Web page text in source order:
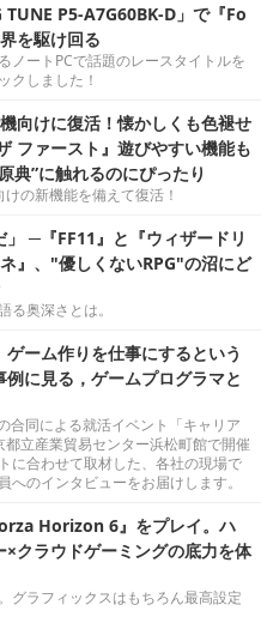
TUNE P5-A7G60BK-D」で『Fo
を駆け回る
ノートPCで話題のレースタイトルを
クしました！
向けに復活！懐かしくも色褪せ
ファースト』遊びやすい機能も
典”に触れるのにぴったり
の新機能を備えて復活！
」 ─『FF11』と『ウィザードリ
』、"優しくないRPG"の沼にど
る奥深さとは。
ゲーム作りを仕事にするという
に見る，ゲームプログラマと
同による就活イベント「キャリア
立産業貿易センター浜松町館で開催
に合わせて取材した、各社の現場で
へのインタビューをお届けします。
Horizon 6』をプレイ。ハ
×クラウドゲーミングの底力を体
グラフィックスはもちろん最高設定